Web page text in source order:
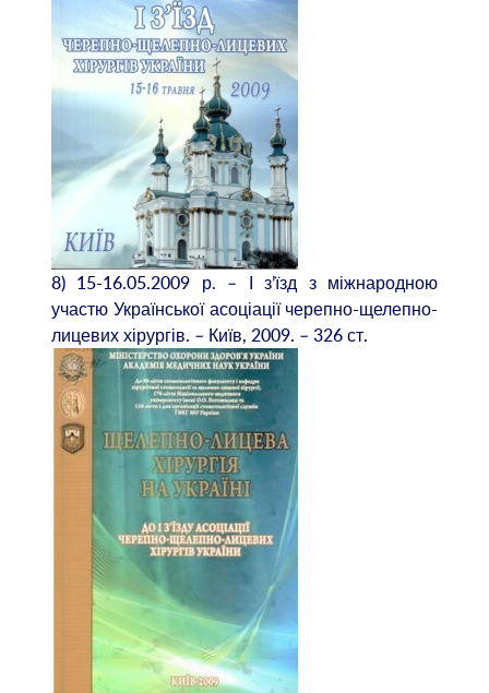
8) 15-16.05.2009 р. – І з’їзд з міжнародною
участю Української асоціації черепно-щелепно-
лицевих хірургів. – Київ, 2009. – 326 ст.